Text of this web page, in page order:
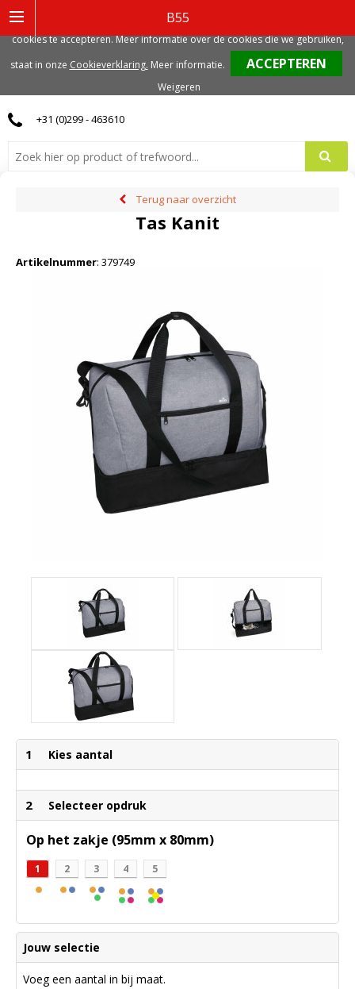
B55
0
+31 (0)299 - 463610
Terug naar overzicht
Tas Kanit
Artikelnummer: 379749
1 Kies aantal
2 Selecteer opdruk
Op het zakje (95mm x 80mm)
1 2 3 4 5
Jouw selectie
Voeg een aantal in bij maat.
gerelateerde cookies. Voor de beste gebruikerservaring, adviseren we deze
cookies te accepteren. Meer informatie over de cookies die we gebruiken,
staat in onze Cookieverklaring. Meer informatie.
Weigeren